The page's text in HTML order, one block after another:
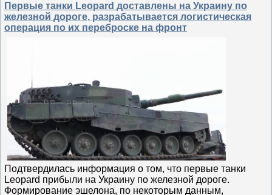
Первые танки Leopard доставлены на Украину по
железной дороге, разрабатывается логистическая
операция по их переброске на фронт
Подтвердилась информация о том, что первые танки
Leopard прибыли на Украину по железной дороге.
Формирование эшелона, по некоторым данным,